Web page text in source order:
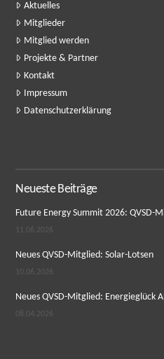
Aktuelles
Mitglieder
Mitglied werden
Projekte & Partner
Kontakt
Impressum
Datenschutzerklärung
Neueste Beiträge
Future Energy Summit 2026: QVSD-
11.06.2026
Neues QVSD-Mitglied: Solar-Lotsen
10.06.2026
Neues QVSD-Mitglied: Energieglück
08.04.2026